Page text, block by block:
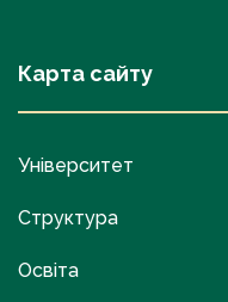
Карта сайту
Університет
Структура
Освіта